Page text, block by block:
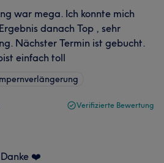
war mega. Ich konnte mich
danach Top , sehr
Nächster Termin ist gebucht.
einfach toll
Verifizierte Bewertung
❤️